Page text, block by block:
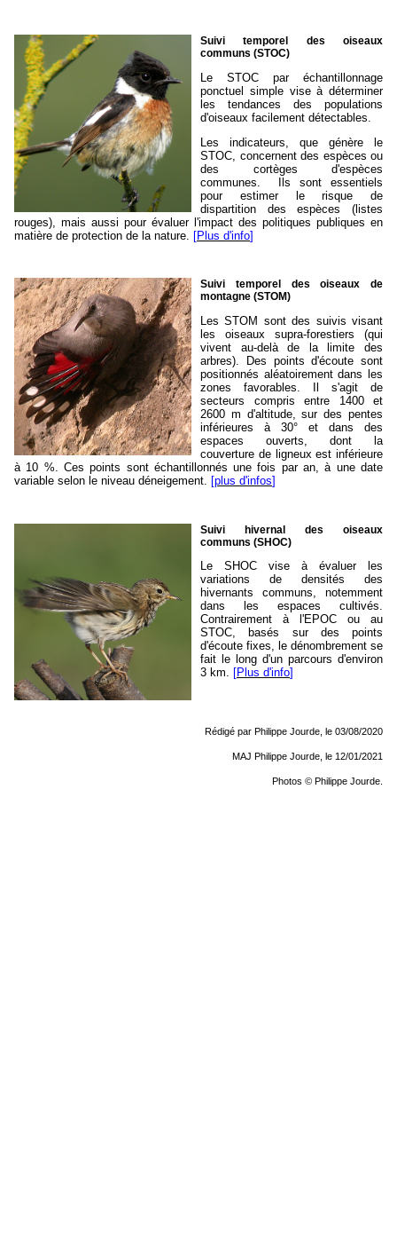
Suivi temporel des oiseaux
communs (STOC)
Le STOC par échantillonnage
ponctuel simple vise à déterminer
les tendances des populations
d'oiseaux facilement détectables.
Les indicateurs, que génère le
STOC, concernent des espèces ou
des cortèges d'espèces
communes. Ils sont essentiels
pour estimer le risque de
dispartition des espèces (listes
rouges), mais aussi pour évaluer l'impact des politiques publiques en
matière de protection de la nature. [Plus d'info]
Suivi temporel des oiseaux de
montagne (STOM)
Les STOM sont des suivis visant
les oiseaux supra-forestiers (qui
vivent au-delà de la limite des
arbres). Des points d'écoute sont
positionnés aléatoirement dans les
zones favorables. Il s'agit de
secteurs compris entre 1400 et
2600 m d'altitude, sur des pentes
inférieures à 30° et dans des
espaces ouverts, dont la
couverture de ligneux est inférieure
à 10 %. Ces points sont échantillonnés une fois par an, à une date
variable selon le niveau déneigement.
[plus d'infos]
Suivi hivernal des oiseaux
communs (SHOC)
Le SHOC vise à évaluer les
variations de densités des
hivernants communs, notemment
dans les espaces cultivés.
Contrairement à l'EPOC ou au
STOC, basés sur des points
d'écoute fixes, le dénombrement se
fait le long d'un parcours d'environ
3 km. [Plus d'info]
Rédigé par Philippe Jourde, le 03/08/2020
MAJ Philippe Jourde, le 12/01/2021
Photos © Philippe Jourde.